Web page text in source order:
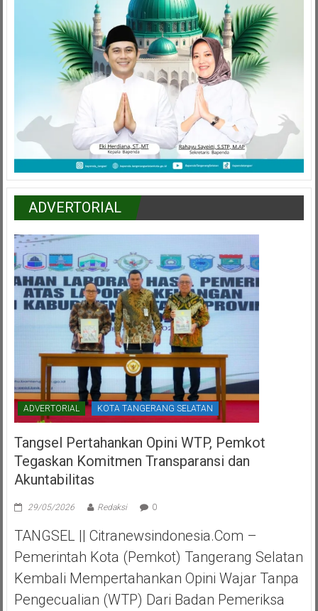
ADVERTORIAL
ADVERTORIAL KOTA TANGERANG SELATAN
Tangsel Pertahankan Opini WTP, Pemkot
Tegaskan Komitmen Transparansi dan
Akuntabilitas
29/05/2026 Redaksi 0
TANGSEL || Citranewsindonesia.com –
Pemerintah Kota (Pemkot) Tangerang Selatan
Kembali Mempertahankan Opini Wajar Tanpa
Pengecualian (WTP) Dari Badan Pemeriksa